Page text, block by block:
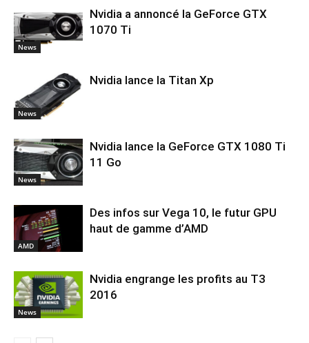
News
Nvidia a annoncé la GeForce GTX
1070 Ti
News
Nvidia lance la Titan Xp
News
Nvidia lance la GeForce GTX 1080 Ti
11 Go
AMD
Des infos sur Vega 10, le futur GPU
haut de gamme d’AMD
News
Nvidia engrange les profits au T3
2016